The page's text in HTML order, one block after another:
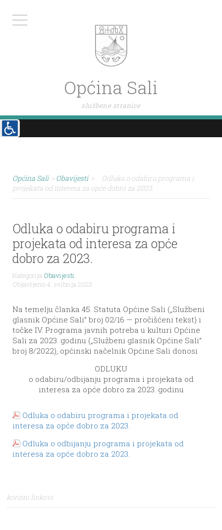
Općina Sali
službene stranice
Općina Sali > Obavijesti >
Odluka o odabiru programa i
projekata od interesa za opće dobro za 2023.
Odluka o odabiru programa i
projekata od interesa za opće
dobro za 2023.
Kategorija Obavijesti,
Objavljeno 4. svibnja 2023.
Na temelju članka 45. Statuta Općine Sali („Službeni
glasnik Općine Sali” broj 02/16 — pročišćeni tekst) i
točke IV. Programa javnih potreba u kulturi Općine
Sali za 2023. godinu („Službeni glasnik Općine Sali”
broj 8/2022), općinski načelnik Općine Sali donosi
ODLUKU
o odabiru/odbijanju programa i projekata od
interesa za opće dobro za 2023. godinu
Odluka o odabiru programa i projekata od
interesa za opće dobro za 2023.
Odluka o odbijanju programa i projekata od
interesa za opće dobro za 2023.
korisni linkovi